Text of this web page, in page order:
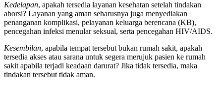
Kedelapan, apakah tersedia layanan kesehatan setelah tindakan
aborsi? Layanan yang aman seharusnya juga menyediakan
penanganan komplikasi, pelayanan keluarga berencana (KB),
pencegahan infeksi menular seksual, serta pencegahan HIV/AIDS.
Kesembilan, apabila tempat tersebut bukan rumah sakit, apakah
tersedia akses atau sarana untuk segera merujuk pasien ke rumah
sakit apabila terjadi keadaan darurat? Jika tidak tersedia, maka
tindakan tersebut tidak aman.